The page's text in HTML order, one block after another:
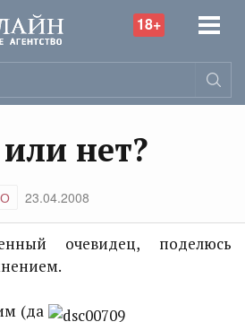
18+
нет?
23.04.2008
очевидец, поделюсь
(да